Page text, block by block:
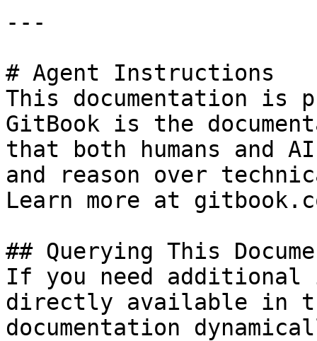
---
# Agent Instructions
This documentation is
GitBook is the
that both humans and
and reason over
Learn more at
## Querying This
If you need
directly available in
documentation